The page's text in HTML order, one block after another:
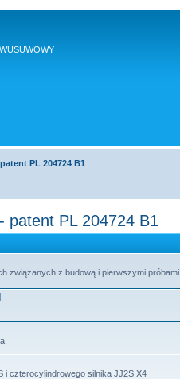
PL 204724 B1
patent PL 204724 B1
związanych z budową i pierwszymi próbami
i czterocylindrowego silnika JJ2S X4